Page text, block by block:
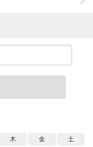
木 金 土